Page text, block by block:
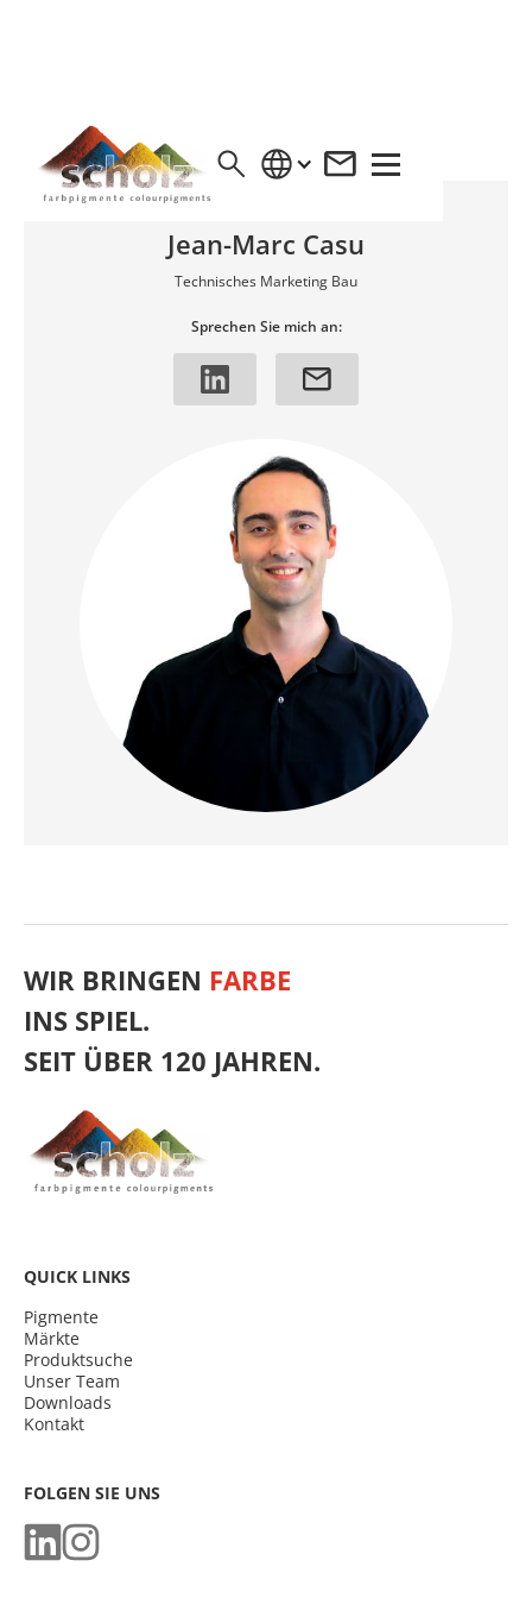
UNSER TEAM FÜR SIE
Jean-Marc Casu
Technisches Marketing Bau
Sprechen Sie mich an:
WIR BRINGEN FARBE
INS SPIEL.
SEIT ÜBER 120 JAHREN.
QUICK LINKS
Pigmente
Märkte
Produktsuche
Unser Team
Downloads
Kontakt
FOLGEN SIE UNS